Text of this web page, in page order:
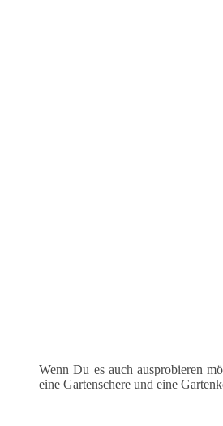
Wenn Du es auch ausprobieren
eine Gartenschere und eine